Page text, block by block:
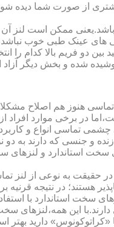
از صورت شما دیده
ممکن است لنز آن
های عینک طبی خوب
بین دو فریم بالا کدام
شده و بخش دیگر
هنوز هم اصلاح
در برخی موارد افراد
تماسی انواع و
و جنسی که دارند به
استاندارد و
حقیقت به نوعی از لنز
هستند؛ در نتیجه
سخت استاندارد با
این همه،لنزهای
دارید